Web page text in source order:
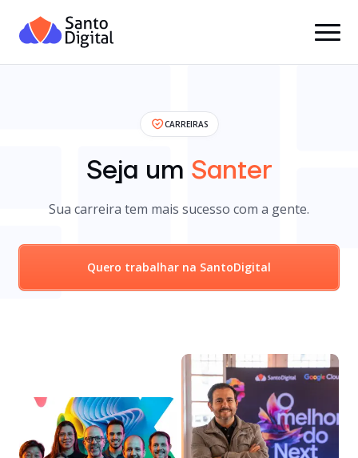
CARREIRAS
Seja um Santer
Sua carreira tem mais sucesso com a gente.
Quero trabalhar na SantoDigital